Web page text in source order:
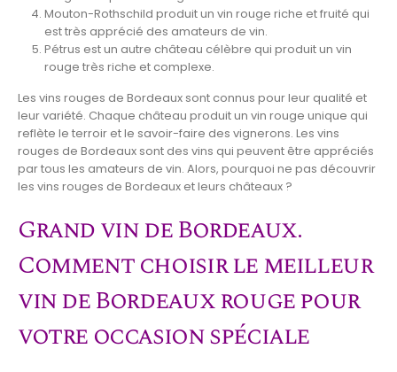
Mouton-Rothschild produit un vin rouge riche et fruité qui
est très apprécié des amateurs de vin.
Pétrus est un autre château célèbre qui produit un vin
rouge très riche et complexe.
Les vins rouges de Bordeaux sont connus pour leur qualité et
leur variété. Chaque château produit un vin rouge unique qui
reflète le terroir et le savoir-faire des vignerons. Les vins
rouges de Bordeaux sont des vins qui peuvent être appréciés
par tous les amateurs de vin. Alors, pourquoi ne pas découvrir
les vins rouges de Bordeaux et leurs châteaux ?
Grand vin de Bordeaux.
Comment choisir le meilleur
vin de Bordeaux rouge pour
votre occasion spéciale